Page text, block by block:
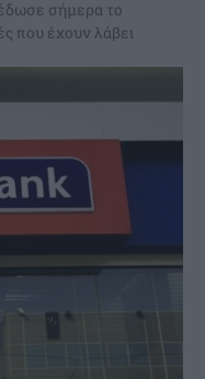
σήμερα το
που έχουν λάβει